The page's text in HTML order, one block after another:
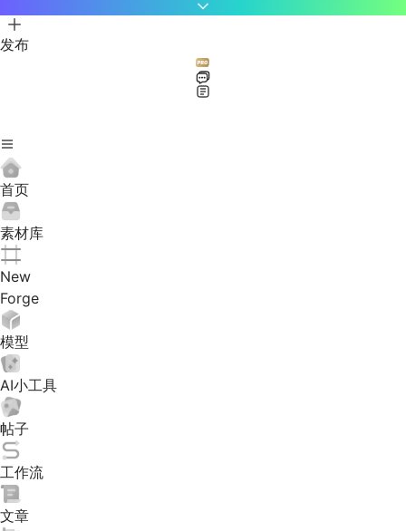
发布
首页
素材库
New
Forge
模型
AI小工具
帖子
工作流
文章